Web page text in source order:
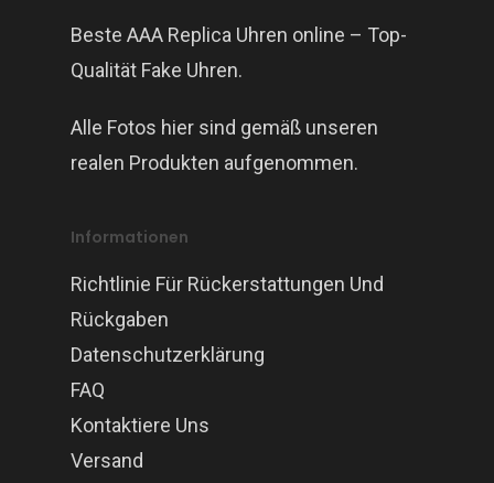
Beste AAA Replica Uhren online – Top-
Qualität Fake Uhren.
Alle Fotos hier sind gemäß unseren
realen Produkten aufgenommen.
Informationen
Richtlinie Für Rückerstattungen Und
Rückgaben
Datenschutzerklärung
FAQ
Kontaktiere Uns
Versand